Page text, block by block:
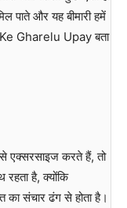
पाते और यह बीमारी हमें
Gharelu Upay बता
से एक्सरसाइज करते हैं, तो
है, क्योंकि
संचार ढंग से होता है।